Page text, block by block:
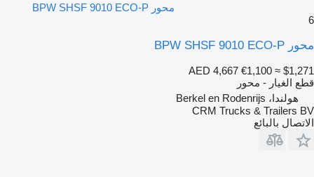
محور BPW SHSF 9010 ECO-P
6
محور BPW SHSF 9010 ECO-P
AED 4,667 €1,100 ≈ $1,271
قطع الغيار - محور
هولندا، Berkel en Rodenrijs
CRM Trucks & Trailers BV
الاتصال بالبائع